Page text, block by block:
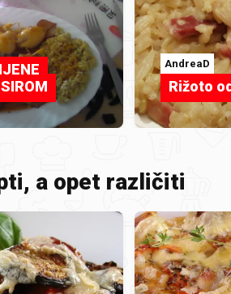
AndreaD
Rižoto
a opet različiti